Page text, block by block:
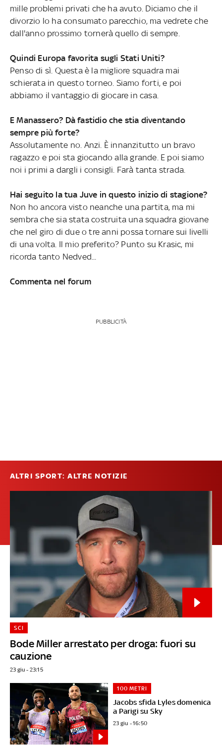
mille problemi privati che ha avuto. Diciamo che il
divorzio lo ha consumato parecchio, ma vedrete che
dall'anno prossimo tornerà quello di sempre.
Quindi Europa favorita sugli Stati Uniti?
Penso di sì. Questa è la migliore squadra mai
schierata in questo torneo. Siamo forti, e poi
abbiamo il vantaggio di giocare in casa.
E Manassero? Dà fastidio che stia diventando
sempre più forte?
Assolutamente no. Anzi. È innanzitutto un bravo
ragazzo e poi sta giocando alla grande. E poi siamo
noi i primi a dargli i consigli. Farà tanta strada.
Hai seguito la tua Juve in questo inizio di stagione?
Non ho ancora visto neanche una partita, ma mi
sembra che sia stata costruita una squadra giovane
che nel giro di due o tre anni possa tornare sui livelli
di una volta. Il mio preferito? Punto su Krasic, mi
ricorda tanto Nedved...
Commenta nel forum
PUBBLICITÀ
ALTRI SPORT: ALTRE NOTIZIE
Bode Miller arrestato per droga: fuori su
cauzione
SCI
23 giu - 23:15
Jacobs sfida Lyles domenica
a Parigi su Sky
100 METRI
23 giu - 16:50